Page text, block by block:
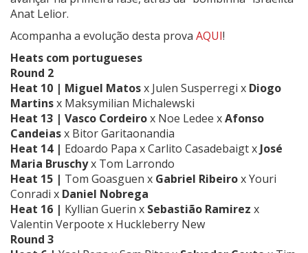
Anat Lelior.
Acompanha a evolução desta prova AQUI!
Heats com portugueses
Round 2
Heat 10 | Miguel Matosx Julen Susperregi x Diogo
Martinsx Maksymilian Michalewski
Heat 13 | Vasco Cordeirox Noe Ledee xAfonso
Candeiasx Bitor Garitaonandia
Heat 14 | Edoardo Papa xCarlito Casadebaigtx José
Maria Bruschyx Tom Larrondo
Heat 15 | Tom Goasguen x Gabriel RibeiroxYouri
Conradi x Daniel Nobrega
Heat 16 | Kyllian Guerin x Sebastião Ramirez x
Valentin Verpoote x Huckleberry New
Round 3